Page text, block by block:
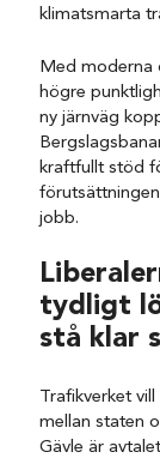
klimatsmarta
Med moderna
högre
ny järnväg
kraftfullt stöd
jobb.
tydligt
stå klar
Trafikverket
mellan staten
Gävle är